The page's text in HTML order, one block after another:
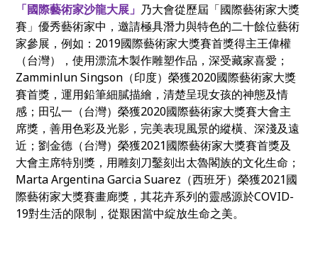
「國際藝術家沙龍大展」 乃大會從歷屆「國際藝術家大獎
賽」優秀藝術家中，邀請極具潛力與特色的二十餘位藝術
家參展，例如： 2019國際藝術家大獎賽首獎得主王偉權
（台灣），使用漂流木製作雕塑作品，深受藏家喜愛；
Zamminlun Singson （印度）榮獲2020國際藝術家大獎
賽首獎，運用鉛筆細膩描繪，清楚呈現女孩的神態及情
感；田弘一（台灣）榮獲2020國際藝術家大獎賽大會主
席獎，善用色彩及光影，完美表現風景的縱橫、深淺及遠
近；劉金德（台灣）榮獲2021國際藝術家大獎賽首獎及
大會主席特別獎， 用雕刻刀鑿刻出太魯閣族的文化生命；
Marta Argentina Garcia Suarez （西班牙）榮獲2021國
際藝術家大獎賽畫廊獎，其花卉系列的靈感源於COVID-
19對生活的限制，從艱困當中綻放生命之美。